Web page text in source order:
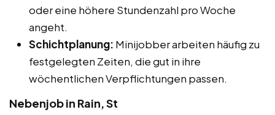
oder eine höhere Stundenzahl pro Woche
angeht.
Schichtplanung: Minijobber arbeiten häufig zu
festgelegten Zeiten, die gut in ihre
wöchentlichen Verpflichtungen passen.
Nebenjob in Rain, St